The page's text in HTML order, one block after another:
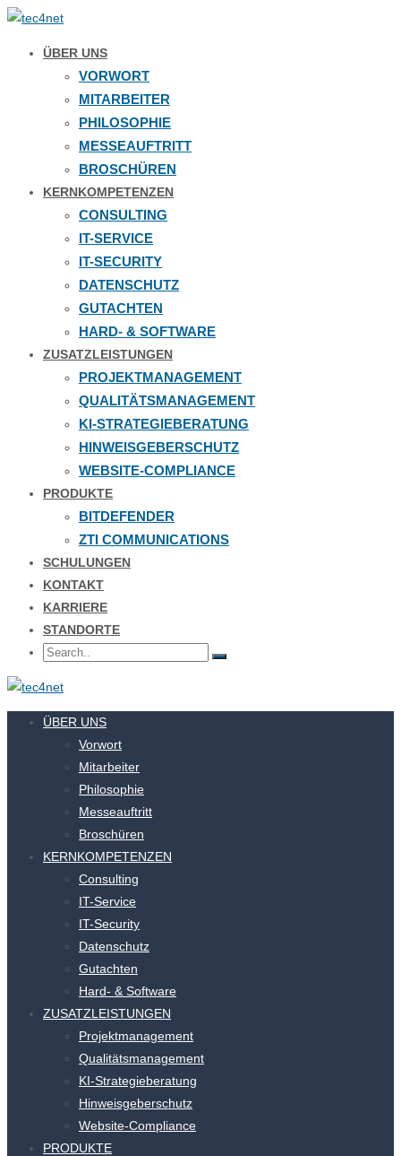
ÜBER UNS
VORWORT
MITARBEITER
PHILOSOPHIE
MESSEAUFTRITT
BROSCHÜREN
KERNKOMPETENZEN
CONSULTING
IT-SERVICE
IT-SECURITY
DATENSCHUTZ
GUTACHTEN
HARD- & SOFTWARE
ZUSATZLEISTUNGEN
PROJEKTMANAGEMENT
QUALITÄTSMANAGEMENT
KI-STRATEGIEBERATUNG
HINWEISGEBERSCHUTZ
WEBSITE-COMPLIANCE
PRODUKTE
BITDEFENDER
ZTI COMMUNICATIONS
SCHULUNGEN
KONTAKT
KARRIERE
STANDORTE
ÜBER UNS
Vorwort
Mitarbeiter
Philosophie
Messeauftritt
Broschüren
KERNKOMPETENZEN
Consulting
IT-Service
IT-Security
Datenschutz
Gutachten
Hard- & Software
ZUSATZLEISTUNGEN
Projektmanagement
Qualitätsmanagement
KI-Strategieberatung
Hinweisgeberschutz
Website-Compliance
PRODUKTE